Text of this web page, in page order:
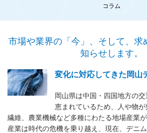
コラム
市場や業界の「今」、そして、求
知らせします。
変化に対応してきた岡山
岡山県は中国・四国地方の
恵まれているため、人や物
繊維、農業機械など多種にわたる地場産業
産業は時代の危機を乗り越え、現在、デニ